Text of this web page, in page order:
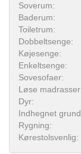
Soverum:
Baderum:
Toiletrum:
Dobbeltsenge:
Køjesenge:
Enkeltsenge:
Sovesofaer:
Løse
Dyr:
Indhegnet
Rygning:
Kørestolsvenlig: